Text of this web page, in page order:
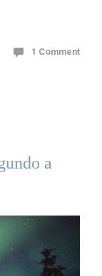
1 Comment
a